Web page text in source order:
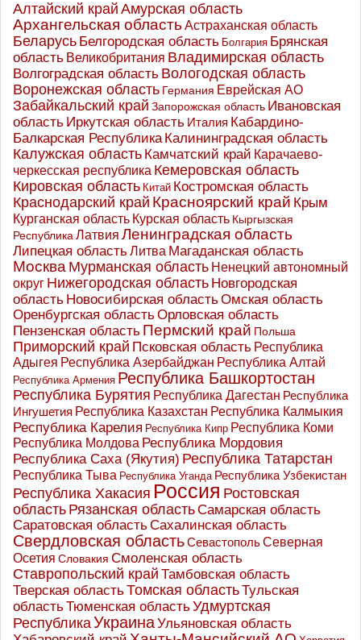
Алтайский край Амурская область
Архангельская область Астраханская область
Беларусь Белгородская область Болгария Брянская
область Великобритания Владимирская область
Волгоградская область Вологодская область
Воронежская область Германия Еврейская АО
Забайкальский край Запорожская область Ивановская
область Иркутская область Италия Кабардино-
Балкарская Республика Калининградская область
Калужская область Камчатский край Карачаево-
черкесская республика Кемеровская область
Кировская область Китай Костромская область
Краснодарский край Красноярский край Крым
Курганская область Курская область Кыргызская
Республика Латвия Ленинградская область
Липецкая областьЛитва Магаданская область
Москва Мурманская область Ненецкий автономный
округ Нижегородская область Новгородская
область Новосибирская областьОмская область
Оренбургская областьОрловская область
Пензенская область Пермский край Польша
Приморский край Псковская область Республика
Адыгея Республика Азербайджан Республика Алтай
Республика Армения Республика Башкортостан
Республика Бурятия Республика Дагестан Республика
Ингушетия Республика Казахстан Республика Калмыкия
Республика Карелия Республика Кипр Республика Коми
Республика Молдова Республика Мордовия
Республика Саха (Якутия) Республика Татарстан
Республика Тыва Республика Уганда Республика Узбекистан
Республика Хакасия Россия Ростовская
область Рязанская областьСамарская область
Саратовская областьСахалинская область
Свердловская областьСевастопольСеверная
Осетия Словакия Смоленская область
Ставропольский край Тамбовская область
Тверская областьТомская областьТульская
областьТюменская областьУдмуртская
РеспубликаУкраинаУльяновская область